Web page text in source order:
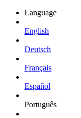
Language
English
Deutsch
Français
Español
Português